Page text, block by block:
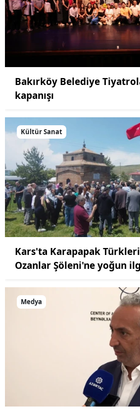
Bakırköy Belediye
kapanışı
Kültür Sanat
Kars'ta Karapapak Türkleri
Ozanlar Şöleni'ne yoğun
Medya